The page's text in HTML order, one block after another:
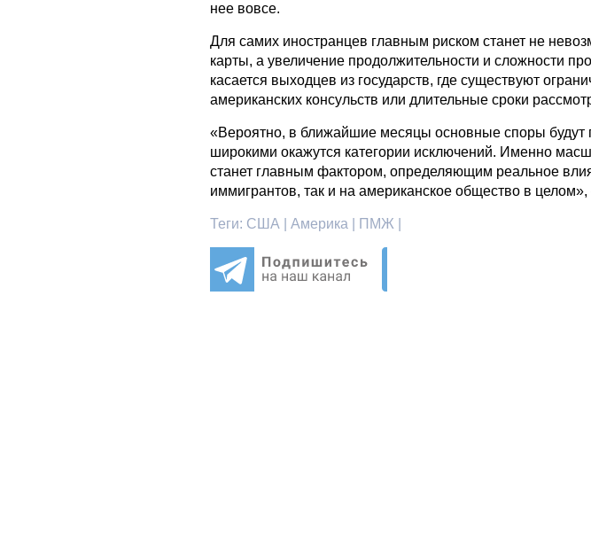
нее вовсе.
Для самих иностранцев главным риском станет не
карты, а увеличение продолжительности и сложности
касается выходцев из государств, где существуют
американских консульств или длительные сроки
«Вероятно, в ближайшие месяцы основные споры будут
широкими окажутся категории исключений. Именно
станет главным фактором, определяющим реальное
иммигрантов, так и на американское общество в целом»,
Теги: США | Америка | ПМЖ |